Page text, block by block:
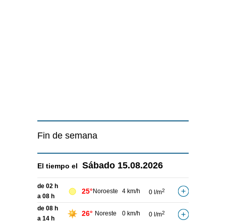
Fin de semana
El tiempo el Sábado 15.08.2026
de 02 h
a 08 h
25° Noroeste 4 km/h 0 l/m2
de 08 h
a 14 h
26° Noreste 0 km/h 0 l/m2